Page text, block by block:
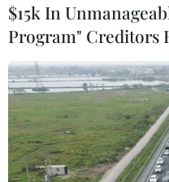
Sudan: RSF tấn
Sudan bằng máy
04/05/2025 10:50
Đây là lần đầu tiên Port
quyền chuyển tiếp và
$15k In
Program" Creditors